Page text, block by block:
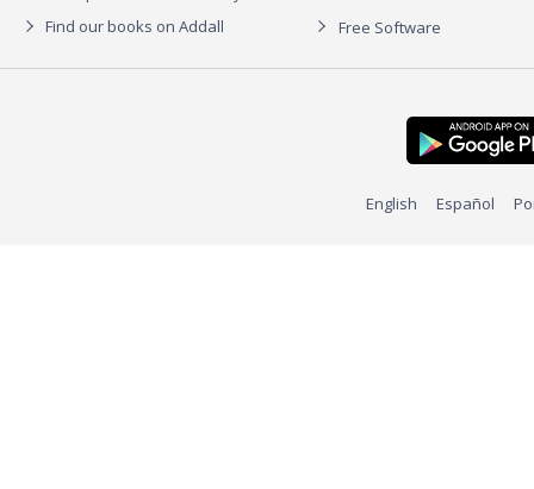
Find our books on Addall
Free Software
English Español